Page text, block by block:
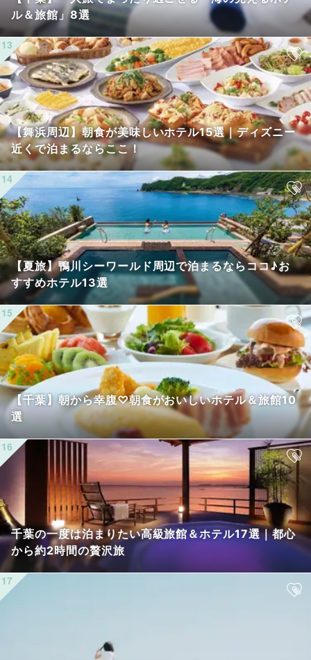
ル＆旅館」8選
【舞浜周辺】朝食が美味しいホテル15選｜ディズニー
近くで泊まるならここ！
【夏旅】鴨川シーワールド周辺で泊まるならココ♪お
すすめホテル13選
【千葉】朝から幸腹♡朝食がおいしいホテル＆旅館10
選
千葉の一度は泊まりたい高級旅館＆ホテル17選｜都心
から約2時間の贅沢旅